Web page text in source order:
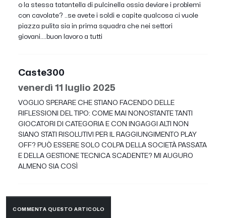
o la stessa tatantella di pulcinella ossia deviare i problemi
con cavolate? ..se avete i soldi e capite qualcosa ci vuole
piazza pulita sia in prima squadra che nei settori
giovani....buon lavoro a tutti
Caste300
venerdì 11 luglio 2025
VOGLIO SPERARE CHE STIANO FACENDO DELLE
RIFLESSIONI DEL TIPO: COME MAI NONOSTANTE TANTI
GIOCATORI DI CATEGORIA E CON INGAGGI ALTI NON
SIANO STATI RISOLUTIVI PER IL RAGGIUNGIMENTO PLAY
OFF? PUÒ ESSERE SOLO COLPA DELLA SOCIETÀ PASSATA
E DELLA GESTIONE TECNICA SCADENTE? MI AUGURO
ALMENO SIA COSÌ
COMMENTA QUESTO ARTICOLO